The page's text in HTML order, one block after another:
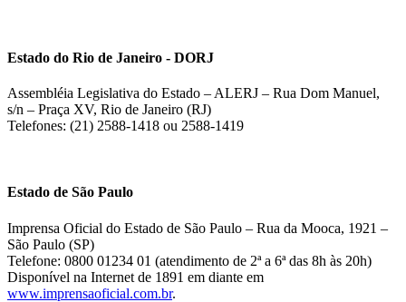
Estado do Rio de Janeiro - DORJ
Assembléia Legislativa do Estado – ALERJ – Rua Dom Manuel,
s/n – Praça XV, Rio de Janeiro (RJ)
Telefones: (21) 2588-1418 ou 2588-1419
Estado de São Paulo
Imprensa Oficial do Estado de São Paulo – Rua da Mooca, 1921 –
São Paulo (SP)
Telefone: 0800 01234 01 (atendimento de 2ª a 6ª das 8h às 20h)
Disponível na Internet de 1891 em diante em
www.imprensaoficial.com.br.